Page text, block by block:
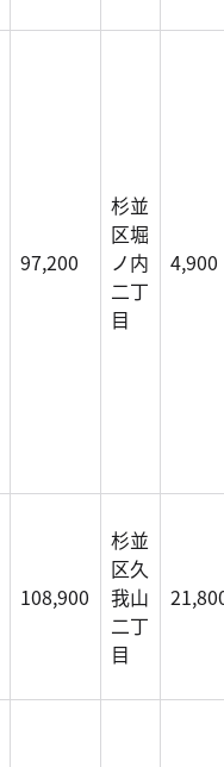
97,200
杉並
区堀
ノ内
二丁
目
4,900
108,900
杉並
区久
我山
二丁
目